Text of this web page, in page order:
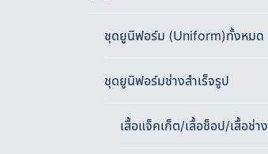
ชุดยูนิฟอร์ม (Uniform)ทั้งหมด
ชุดยูนิฟอร์มช่างสำเร็จรูป
เสื้อแจ็คเก็ต/เสื้อช็อป/เสื้อช่าง